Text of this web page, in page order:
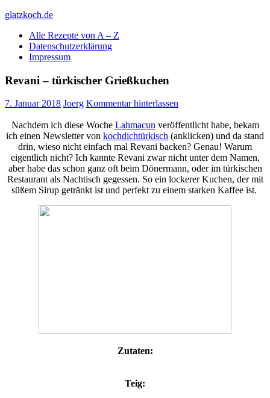
Skip
content
glatzkoch.de
Kochen für Doofe und Genießer
Alle Rezepte von A – Z
Datenschutzerklärung
Impressum
Revani – türkischer Grießkuchen
7. Januar 2018 Joerg Kommentar hinterlassen
Nachdem ich diese Woche Lahmacunveröffentlicht habe, bekam
ich einen Newsletter von kochdichtürkisch (anklicken) und da stand
drin, wieso nicht einfach mal Revani backen? Genau! Warum
eigentlich nicht? Ich kannte Revani zwar nicht unter dem Namen,
aber habe das schon ganz oft beim Dönermann, oder im türkischen
Restaurant als Nachtisch gegessen. So ein lockerer Kuchen, der mit
süßem Sirup getränkt ist und perfekt zu einem starken Kaffee ist.
Zutaten:
Teig: